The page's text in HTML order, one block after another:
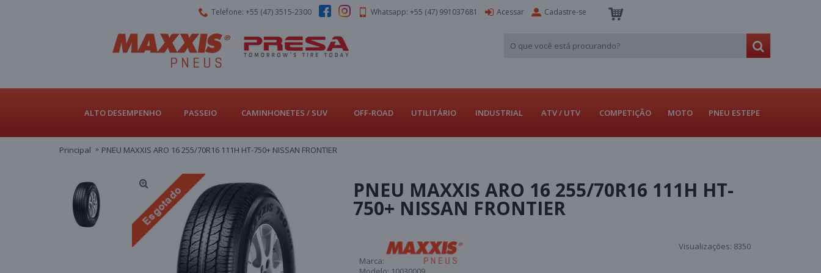
Telefone: +55 (47) 3515-2300 Whatsapp: +55 (47) 991037681 Acessar Cadastre-se
ALTO DESEMPENHO PASSEIO CAMINHONETES / SUV OFF-ROAD UTILITÁRIO INDUSTRIAL ATV / UTV COMPETIÇÃO MOTO PNEU ESTEPE
Principal PNEU MAXXIS ARO 16 255/70R16 111H HT-750+ NISSAN FRONTIER
PNEU MAXXIS ARO 16 255/70R16 111H HT-
750+ NISSAN FRONTIER
Visualizações: 8350
Marca: